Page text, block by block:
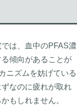
は、血中のPFAS濃
傾向があることが
ニズムを妨げている
なのに疲れが取れ
もしれません。